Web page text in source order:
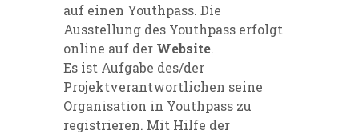
auf einen Youthpass. Die
Ausstellung des Youthpass erfolgt
online auf der Website.
Es ist Aufgabe des/der
Projektverantwortlichen seine
Organisation in Youthpass zu
registrieren. Mit Hilfe der